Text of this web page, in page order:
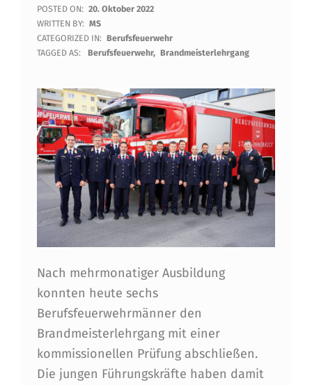
B
R
A
N
D
M
E
I
S
T
E
R
L
E
H
POSTED ON: 20. Oktober 2022
WRITTEN BY: MS
CATEGORIZED IN: Berufsfeuerwehr
TAGGED AS:
Berufsfeuerwehr Brandmeisterlehrgang
Nach mehrmonatiger Ausbildung
konnten heute sechs
Berufsfeuerwehrmänner den
Brandmeisterlehrgang mit einer
kommissionellen Prüfung abschließen.
Die jungen Führungskräfte haben damit